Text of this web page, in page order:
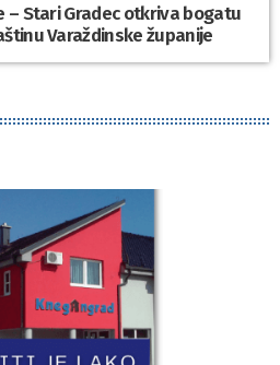
– Stari Gradec otkriva bogatu
Varaždinske županije